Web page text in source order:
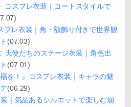
コスプレ衣装｜コートスタイルで
プレ衣装｜角・額飾り付きで世界観
(07.03)
使たちのステージ衣装｜角色出
(07.01)
を！』コスプレ衣装｜キャラの魅
(06.29)
｜気品あるシルエットで楽しむ崩